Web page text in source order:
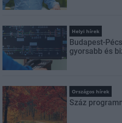
Helyi hírek
Budapest-
gyorsabb és
Országos hírek
Száz